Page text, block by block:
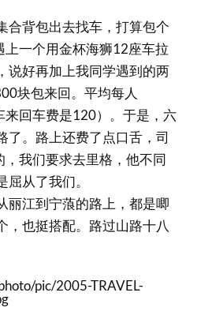
合背包出去找车，打算包个
一个用金杯海狮12座车拉
说好再加上我同学遇到的两
块包来回。平均每人
来回车费是120）。于是，六
了。路上还费了点口舌，司
我们要求去里格，他不同
从了我们。
丽江到宁蒗的路上，都是唧
，也挺搭配。路过山路十八